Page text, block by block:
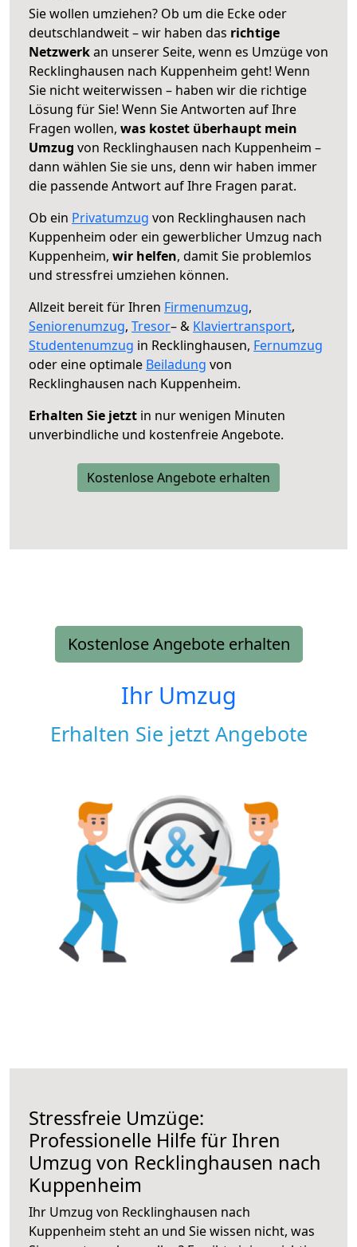
Sie wollen umziehen? Ob um die Ecke oder
deutschlandweit – wir haben das richtige
Netzwerkan unserer Seite, wenn es Umzüge von
Recklinghausen nach Kuppenheim geht! Wenn
Sie nicht weiterwissen – haben wir die richtige
Lösung für Sie! Wenn Sie Antworten auf Ihre
Fragen wollen, was kostet überhaupt mein
Umzug von Recklinghausen nach Kuppenheim –
dann wählen Sie sie uns, denn wir haben immer
die passende Antwort auf Ihre Fragen parat.
Ob ein Privatumzug von Recklinghausen nach
Kuppenheim oder ein gewerblicher Umzug nach
Kuppenheim, wir helfen, damit Sie problemlos
und stressfrei umziehen können.
Allzeit bereit für Ihren Firmenumzug,
Seniorenumzug, Tresor– & Klaviertransport,
Studentenumzug in Recklinghausen, Fernumzug
oder eine optimale Beiladung von
Recklinghausen nach Kuppenheim.
Erhalten Sie jetzt in nur wenigen Minuten
unverbindliche und kostenfreie Angebote.
Kostenlose Angebote erhalten
Kostenlose Angebote erhalten
Ihr Umzug
Erhalten Sie jetzt Angebote
Stressfreie Umzüge:
Professionelle Hilfe für Ihren
Umzug von Recklinghausen nach
Kuppenheim
Ihr Umzug von Recklinghausen nach
Kuppenheim steht an und Sie wissen nicht, was